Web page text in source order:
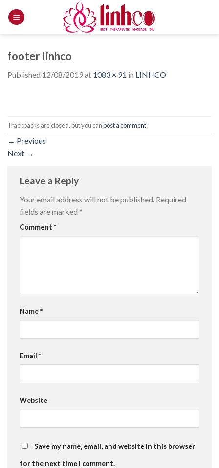
footer linhco
Published 12/08/2019at 1083 × 91 in LINHCO
Trackbacks are closed, but you canpost a comment.
← Previous
Next →
Leave a Reply
Your email address will not be published. Required
fields are marked *
Comment *
Name*
Email *
Website
Save my name, email, and website in this browser
for the next time I comment.